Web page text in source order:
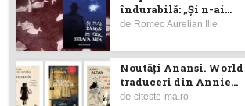
îndurabilă: „Și n-ai...
de Romeo Aurelian Ilie
Noutăţi Anansi.
traduceri din Annie...
deciteste-ma.ro